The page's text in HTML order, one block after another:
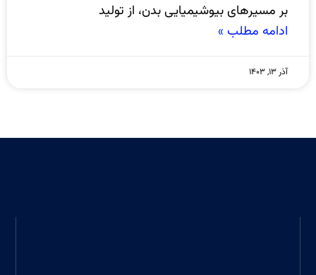
بر مسیرهای بیوشیمیایی بدن، از تولید
ادامه مطلب »
آذر ۱۳, ۱۴۰۳